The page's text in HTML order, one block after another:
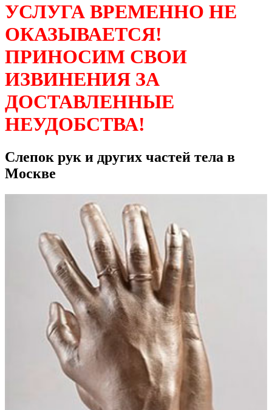
УСЛУГА ВРЕМЕННО НЕ
ОКАЗЫВАЕТСЯ!
ПРИНОСИМ СВОИ
ИЗВИНЕНИЯ ЗА
ДОСТАВЛЕННЫЕ
НЕУДОБСТВА!
Слепок рук и других частей тела в
Москве